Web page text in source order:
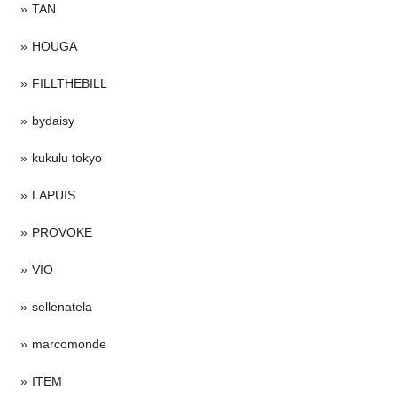
TAN
HOUGA
FILLTHEBILL
bydaisy
kukulu tokyo
LAPUIS
PROVOKE
VIO
sellenatela
marcomonde
ITEM